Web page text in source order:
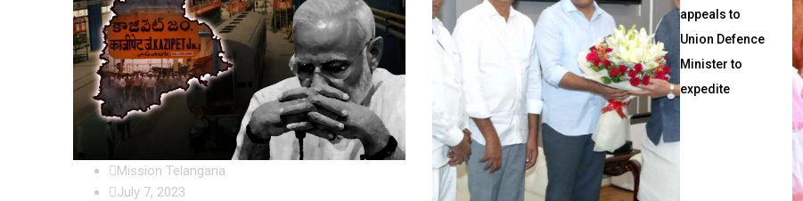
Mission Telangana
July 7, 2023
appeals to
Union Defence
Minister to
expedite